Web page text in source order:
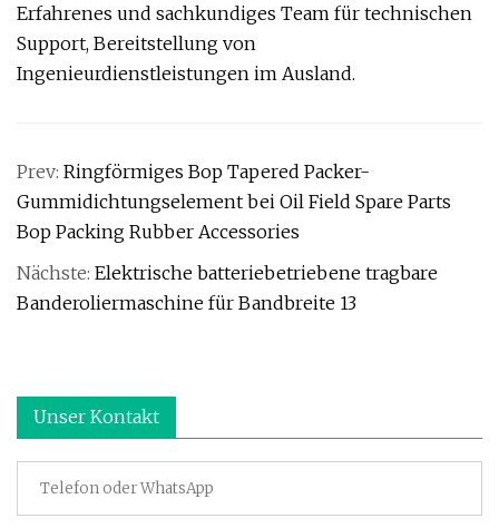
Erfahrenes und sachkundiges Team für technischen
Support, Bereitstellung von
Ingenieurdienstleistungen im Ausland.
Prev: Ringförmiges Bop Tapered Packer-
Gummidichtungselement bei Oil Field Spare Parts
Bop Packing Rubber Accessories
Nächste: Elektrische batteriebetriebene tragbare
Banderoliermaschine für Bandbreite 13
Unser Kontakt